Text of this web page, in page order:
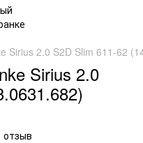
Sirius 2.0 S2D Slim 611-62
Sirius 2.0
отзыв